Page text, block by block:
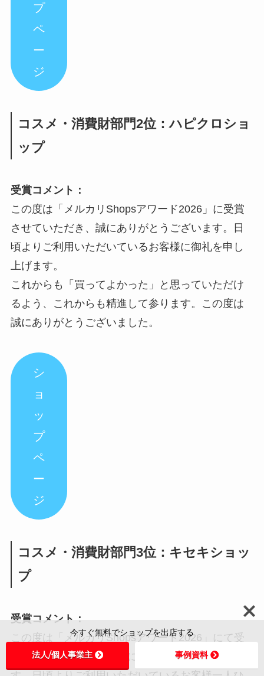
プ
ペ
ー
ジ
コスメ・消費財部門2位：ハピクロショ
ップ
受賞コメント：
この度は「メルカリShopsアワード2026」に受賞
させていただき、誠にありがとうございます。日
頃よりご利用いただいているお客様に御礼を申し
上げます。
これからも「買ってよかった」と思っていただけ
るよう、これからも精進して参ります。この度は
誠にありがとうございました。
シ
ョ
ッ
プ
ペ
ー
ジ
コスメ・消費財部門3位：キセキショッ
プ
受賞コメント：
この度は「メルカリShopsアワード2026」にて受
賞の機会をいただき、誠にありがとうございま
今すぐ無料でショップを出店する
法人/個人事業主 事例資料